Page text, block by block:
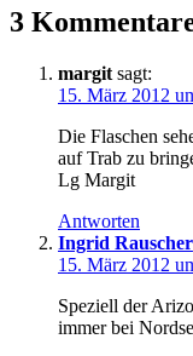
3
margit sagt:
15. März 2012
Die Flaschen
auf Trab zu
Lg Margit
Antworten
Ingrid Rauscher
15. März 2012
Speziell der
immer bei